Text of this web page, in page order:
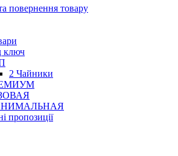
повернення товару
ключ
2 Чайники
пропозиції